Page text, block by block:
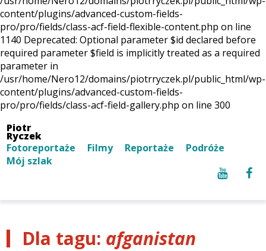
content/plugins/advanced-custom-fields-
pro/pro/fields/class-acf-field-flexible-content.php on line
1140 Deprecated: Optional parameter $id declared before
required parameter $field is implicitly treated as a required
parameter in
/usr/home/Nero12/domains/piotrryczek.pl/public_html/wp-
content/plugins/advanced-custom-fields-
pro/pro/fields/class-acf-field-gallery.php on line 300
Piotr
Ryczek
Fotoreportaże
Filmy Reportaże
Podróże
Mój szlak
Dla tagu: afganistan